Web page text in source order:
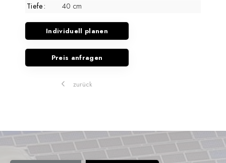
Tiefe:
40 cm
Individuell planen
Preis anfragen
zurück